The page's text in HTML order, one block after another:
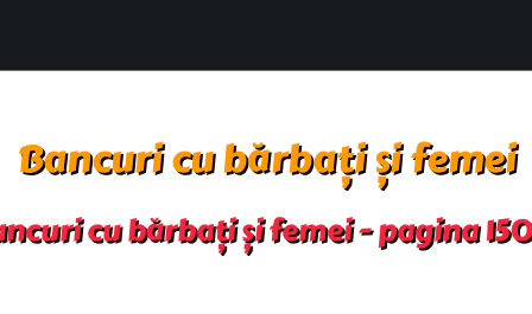
Bancuri cu bărbați și femei
cu bărbați și femei - pagina